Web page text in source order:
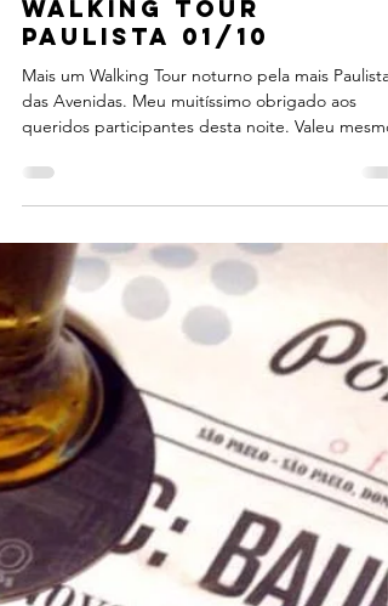
WALKING TOUR
das Avenidas. Meu muitíssimo obrigado aos
queridos participantes desta noite. Valeu